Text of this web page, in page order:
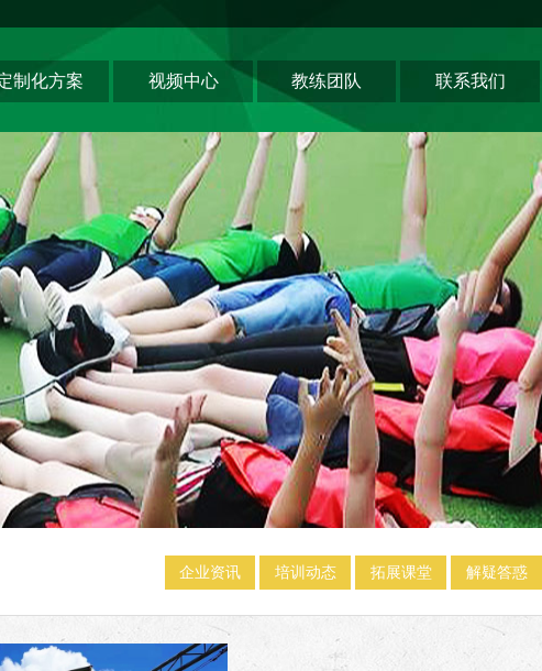
制化方案 视频中心 教练团队 联系我们
企业资讯 培训动态 拓展课堂 解疑答惑